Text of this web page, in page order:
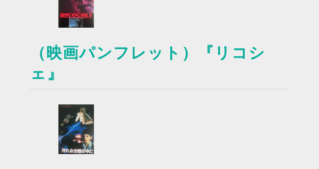
（映画パンフレット）『リコシ
ェ』